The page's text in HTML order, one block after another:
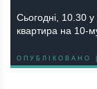
Сьогодні, 10.30 у
квартира на 10-
ОПУБЛІКОВАНО